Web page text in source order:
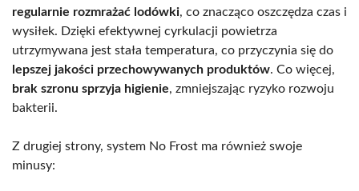
regularnie rozmrażać lodówki, co znacząco oszczędza czas i
wysiłek. Dzięki efektywnej cyrkulacji powietrza
utrzymywana jest stała temperatura, co przyczynia się do
lepszej jakości przechowywanych produktów. Co więcej,
brak szronu sprzyja higienie, zmniejszając ryzyko rozwoju
bakterii.
Z drugiej strony, system No Frost ma również swoje
minusy: